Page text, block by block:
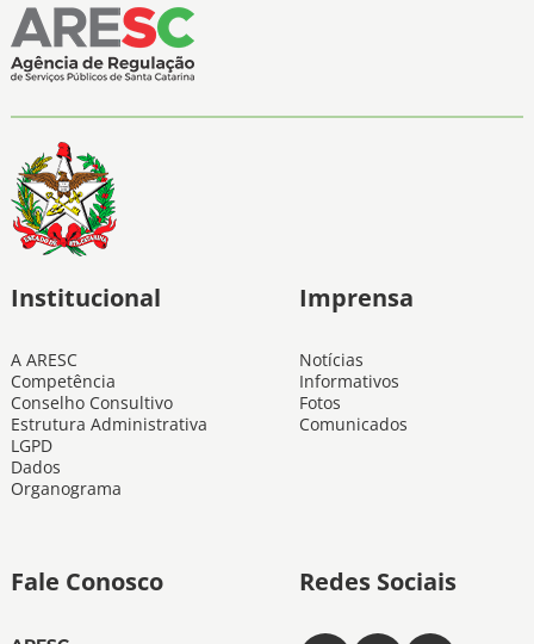
Institucional
A ARESC
Competência
Conselho Consultivo
Estrutura Administrativa
LGPD
Dados
Organograma
Imprensa
Notícias
Informativos
Fotos
Comunicados
Fale Conosco Redes Sociais